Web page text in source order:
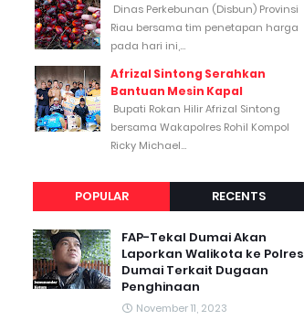
Dinas Perkebunan (Disbun) Provinsi
Riau bersama tim penetapan harga
pada hari ini,...
Afrizal Sintong Serahkan
Bantuan Mesin Kapal
Bupati Rokan Hilir Afrizal Sintong
bersama Wakapolres Rohil Kompol
Ricky Michael...
POPULAR RECENTS
FAP-Tekal Dumai Akan
Laporkan Walikota ke Polres
Dumai Terkait Dugaan
Penghinaan
November 11, 2023